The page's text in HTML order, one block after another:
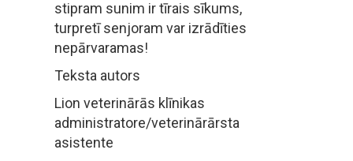
stipram sunim ir tīrais sīkums,
turpretī senjoram var izrādīties
nepārvaramas!
Teksta autors
Lion veterinārās klīnikas
administratore/veterinārārsta
asistente